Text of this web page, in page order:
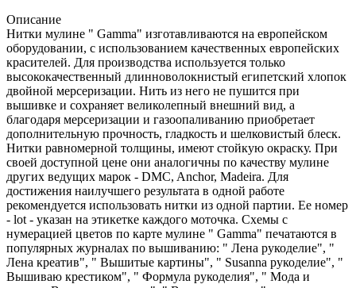
Описание
Нитки мулине " Gamma" изготавливаются на европейском
оборудовании, с использованием качественных европейских
красителей. Для производства используется только
высококачественный длинноволокнистый египетский хлопок
двойной мерсеризации. Нить из него не пушится при
вышивке и сохраняет великолепный внешний вид, а
благодаря мерсеризации и газоопаливанию приобретает
дополнительную прочность, гладкость и шелковистый блеск.
Нитки равномерной толщины, имеют стойкую окраску. При
своей доступной цене они аналогичны по качеству мулине
других ведущих марок - DMC, Anchor, Madeira. Для
достижения наилучшего результата в одной работе
рекомендуется использовать нитки из одной партии. Ее номер
- lot - указан на этикетке каждого моточка. Схемы с
нумерацией цветов по карте мулине " Gamma" печатаются в
популярных журналах по вышиванию: " Лена рукоделие", "
Лена креатив", " Вышитые картины", " Susanna рукоделие", "
Вышиваю крестиком", " Формула рукоделия", " Мода и